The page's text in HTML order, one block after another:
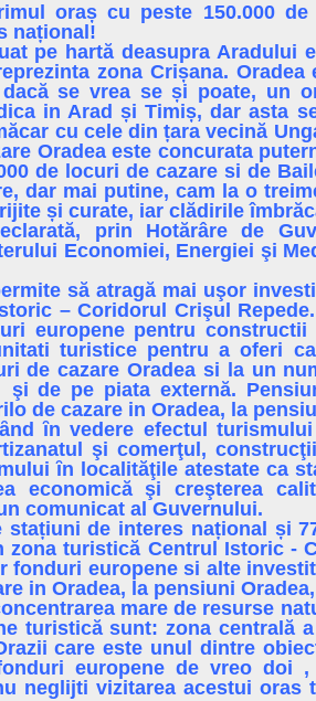
oraș cu peste 150.000
național!
pe hartă deasupra Aradului
zona Crișana.
se vrea se și poate, un
in Arad și Timiș, dar asta
cu cele din țara vecină
Oradea este concurata
de locuri de cazare si de
dar mai putine, cam la o
și curate, iar clădirile
prin Hotărâre de
Economiei, Energiei şi
să atragă mai uşor
– Coridorul Crişul
europene pentru
turistice pentru a oferi
de cazare Oradea si la un
de pe piata externă.
de cazare in Oradea, la
ȋn vedere efectul
şi comerţul,
ȋn localităţile atestate ca
economică şi creşterea
comunicat al Guvernului.
stațiuni de interes național și
zona turistică Centrul Istoric -
fonduri europene si alte
in Oradea, la pensiuni
mare de resurse
turistică sunt: zona centrală
care este unul dintre
europene de vreo doi
neglijti vizitarea acestui